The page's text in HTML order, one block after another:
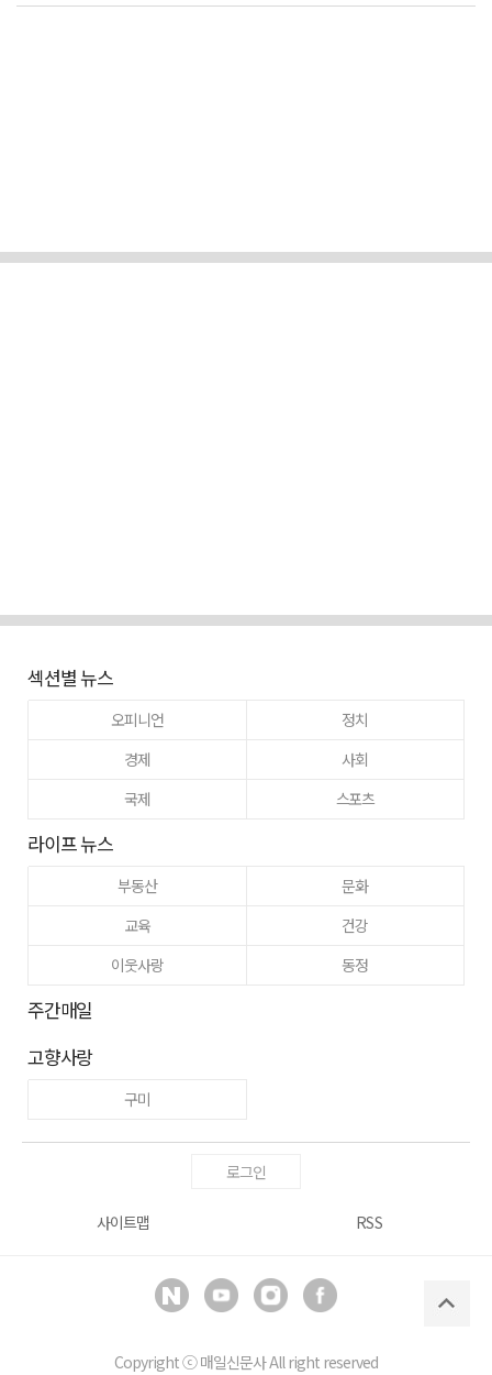
섹션별 뉴스
오피니언
정치
경제
사회
국제
스포츠
라이프 뉴스
부동산
문화
교육
건강
이웃사랑
동정
주간매일
고향사랑
구미
로그인
사이트맵 RSS
Copyright ⓒ매일신문사All right reserved